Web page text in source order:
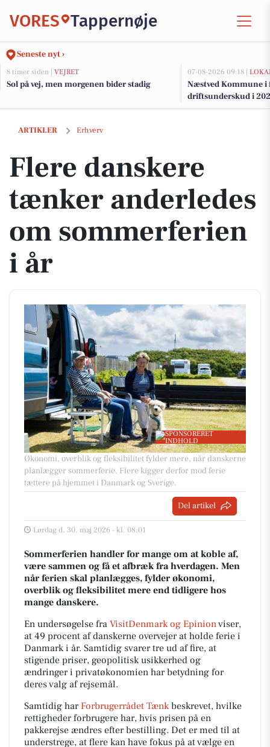
VORES Tappernøje
Seneste nyt ›
8 timer siden | VEJRET
Sol på vej, men morgenen bider stadig
07-08-2026 09:18 |
Næstved Kommune i
driftsunderskud i
på vej for at bevare
ARTIKLER Erhverv
Flere danskere tænker anderledes om sommerferien i år
Flere danskere
tænker anderledes
om sommerferien
i år
Økonomi, overblik og fleksibilitet fylder mere, når danskerne
planlægger sommerferie. Flere kigger derfor mod ferie
tættere på hjemmet i Danmark og Sverige.
Del artikel
Lørdag d. 30. maj 2026 - kl. 08:01
Sommerferien handler for mange om at koble af,
være sammen og få et afbræk fra hverdagen. Men
når ferien skal planlægges, fylder økonomi,
overblik og fleksibilitet mere end tidligere hos
mange danskere.
En undersøgelse fra VisitDenmark og Epinionviser,
at 49 procent af danskerne overvejer at holde ferie i
Danmark i år. Samtidig svarer tre ud af fire, at
stigende priser, geopolitisk usikkerhed og
ændringer i privatøkonomien har betydning for
deres valg af rejsemål.
Samtidig har Forbrugerrådet Tænkbeskrevet, hvilke
rettigheder forbrugere har, hvis prisen på en
pakkerejse ændres efter bestilling. Det er med til at
understrege, at flere kan have fokus på at vælge en